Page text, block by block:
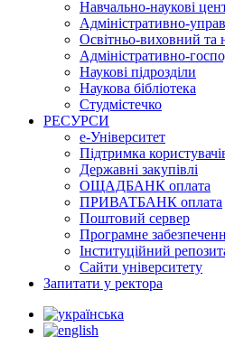
Навчально-наукові
Адміністративно-
Освітньо-виховний та
Адміністративно-
Наукові підрозділи
Наукова бібліотека
Студмістечко
РЕСУРСИ
е-Університет
Підтримка
Державні закупівлі
ОЩАДБАНК оплата
ПРИВАТБАНК оплата
Поштовий сервер
Програмне
Інституційний
Сайти університету
Запитати у ректора